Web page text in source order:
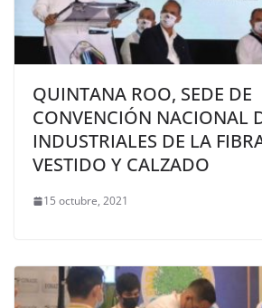
QUINTANA ROO, SEDE DE
CONVENCIÓN NACIONAL
INDUSTRIALES DE LA
VESTIDO Y CALZADO
15 octubre, 2021